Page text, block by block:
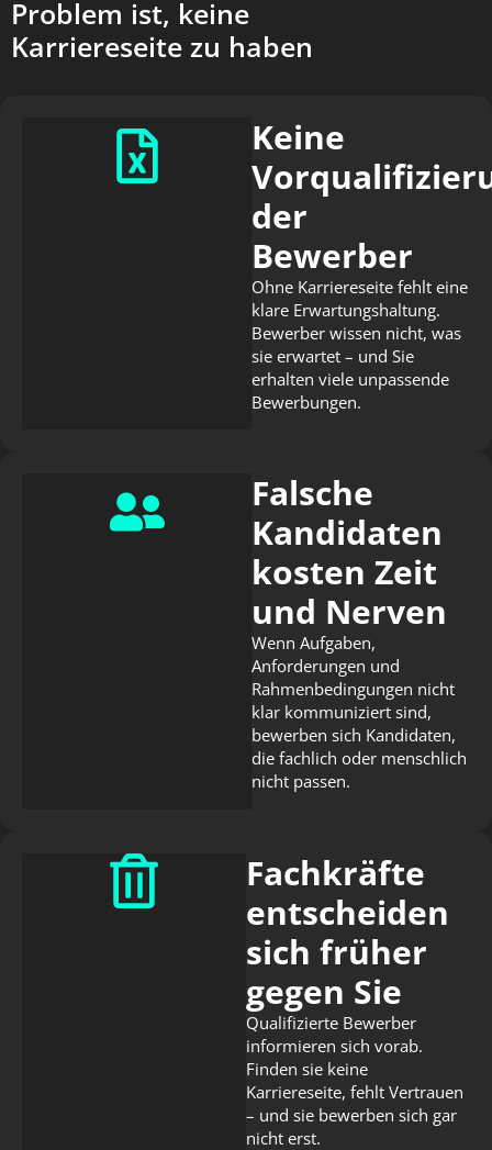
Problem ist, keine
Karriereseite zu haben
Keine
der
Bewerber
Ohne Karriereseite fehlt eine
klare Erwartungshaltung.
Bewerber wissen nicht, was
sie erwartet – und Sie
erhalten viele unpassende
Bewerbungen.
Falsche
Kandidaten
kosten Zeit
und Nerven
Wenn Aufgaben,
Anforderungen und
Rahmenbedingungen nicht
klar kommuniziert sind,
bewerben sich Kandidaten,
die fachlich oder menschlich
nicht passen.
Fachkräfte
entscheiden
sich früher
gegen Sie
Qualifizierte Bewerber
informieren sich vorab.
Finden sie keine
Karriereseite, fehlt Vertrauen
– und sie bewerben sich gar
nicht erst.